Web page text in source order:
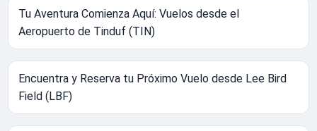
Tu Aventura Comienza Aquí: Vuelos desde el
Aeropuerto de Tinduf (TIN)
Encuentra y Reserva tu Próximo Vuelo desde Lee Bird
Field (LBF)